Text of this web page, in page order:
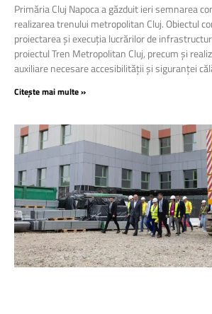
Primăria Cluj Napoca a găzduit ieri semnarea
realizarea trenului metropolitan Cluj. Obiectul
proiectarea și execuția lucrărilor de
proiectul Tren Metropolitan Cluj, precum și
auxiliare necesare accesibilității și siguranței
Citește mai multe »